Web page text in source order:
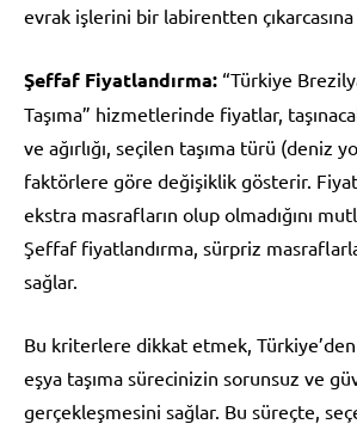
evrak işlerini bir labirentten çıkarcasına
Şeffaf Fiyatlandırma: “Türkiye
Taşıma” hizmetlerinde fiyatlar,
ve ağırlığı, seçilen taşıma türü (deniz
faktörlere göre değişiklik gösterir.
ekstra masrafların olup olmadığını
Şeffaf fiyatlandırma, sürpriz masraflarla
sağlar.
Bu kriterlere dikkat etmek,
eşya taşıma sürecinizin sorunsuz ve
gerçekleşmesini sağlar. Bu süreçte,